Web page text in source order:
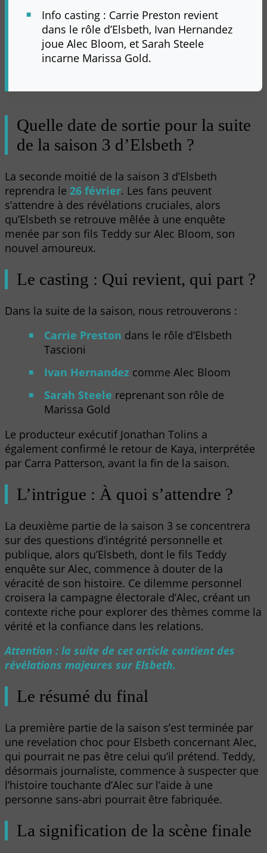
Info casting : Carrie Preston revient
dans le rôle d’Elsbeth, Ivan Hernandez
joue Alec Bloom, et Sarah Steele
incarne Marissa Gold.
Quelle date de sortie pour la suite
de la saison 3 d’Elsbeth ?
La seconde moitié de la saison 3 d’Elsbeth
reprendra le 26 février. Les fans peuvent
s’attendre à des révélations cruciales, alors
qu’Elsbeth se retrouve mêlée à une enquête
menée par son fils Teddy sur Alec Bloom, son
nouvel amoureux.
Le casting : Qui revient, qui part ?
Dans la suite de la saison, nous retrouverons :
Carrie Preston dans le rôle d’Elsbeth
Tascioni
Ivan Hernandez comme Alec Bloom
Sarah Steele reprenant son rôle de
Marissa Gold
Le producteur exécutif Jonathan Tolins a
également confirmé le retour de Kaya, interprétée
par Carra Patterson, avant la fin de la saison.
L’intrigue : À quoi s’attendre ?
La deuxième partie de la saison 3 se concentrera
sur des questions d’intégrité personnelle et
publique, alors qu’Elsbeth, dont le fils Teddy
enquête sur Alec, commence à douter de la
véracité de son histoire. Ce dilemme personnel
croisera la campagne électorale d’Alec, créant un
contexte riche pour explorer des thèmes comme la
vérité et la confiance dans les relations.
Attention : la suite de cet article contient des
révélations majeures sur Elsbeth.
Le résumé du final
La première partie de la saison s’est terminée par
une revelation choc pour Elsbeth concernant Alec,
qui pourrait ne pas être celui qu’il prétend. Teddy,
désormais journaliste, commence à suspecter que
l’histoire touchante d’Alec sur l’aide à une
personne sans-abri pourrait être fabriquée.
La signification de la scène finale